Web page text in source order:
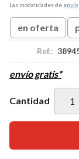
Las modalidades de envío
en oferta
Ref.:
envío gratis*
Cantidad